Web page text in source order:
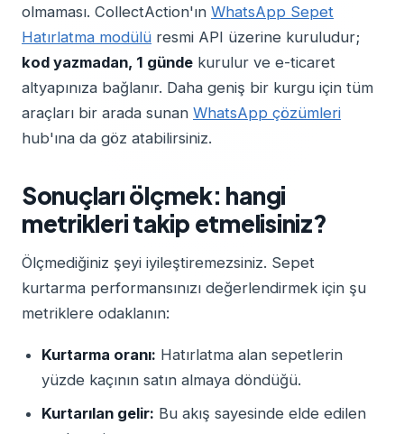
olmaması. CollectAction'ın WhatsApp Sepet
Hatırlatma modülü resmi API üzerine kuruludur;
kod yazmadan, 1 günde kurulur ve e-ticaret
altyapınıza bağlanır. Daha geniş bir kurgu için tüm
araçları bir arada sunan WhatsApp çözümleri
hub'ına da göz atabilirsiniz.
Sonuçları ölçmek: hangi
metrikleri takip etmelisiniz?
Ölçmediğiniz şeyi iyileştiremezsiniz. Sepet
kurtarma performansınızı değerlendirmek için şu
metriklere odaklanın:
Kurtarma oranı: Hatırlatma alan sepetlerin
yüzde kaçının satın almaya döndüğü.
Kurtarılan gelir: Bu akış sayesinde elde edilen